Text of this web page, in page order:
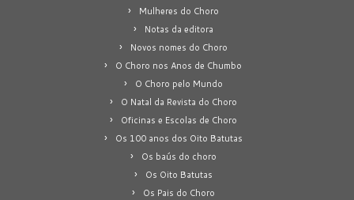
Mulheres do Choro
Notas da editora
Novos nomes do Choro
O Choro nos Anos de Chumbo
O Choro pelo Mundo
O Natal da Revista do Choro
Oficinas e Escolas de Choro
Os 100 anos dos Oito Batutas
Os baús do choro
Os Oito Batutas
Os Pais do Choro